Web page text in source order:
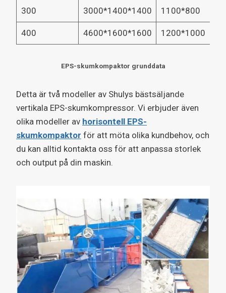
300 3000*1400*1400 1100*800
400 4600*1600*1600 1200*1000
EPS-skumkompaktor grunddata
Detta är två modeller av Shulys bästsäljande
vertikala EPS-skumkompressor. Vi erbjuder även
olika modeller av horisontell EPS-
skumkompaktor för att möta olika kundbehov, och
du kan alltid kontakta oss för att anpassa storlek
och output på din maskin.